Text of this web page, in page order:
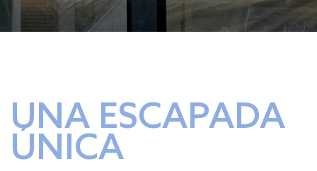
UNA ESCAPADA
ÚNICA